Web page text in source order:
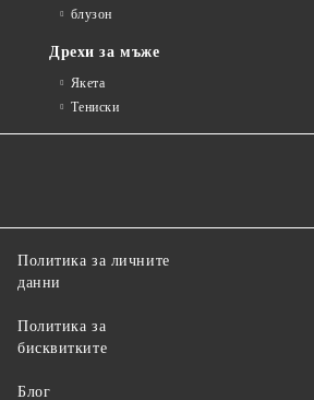
блузон
Дрехи за мъже
Якета
Тениски
Политика за личните
данни
Политика за
бисквитките
Блог